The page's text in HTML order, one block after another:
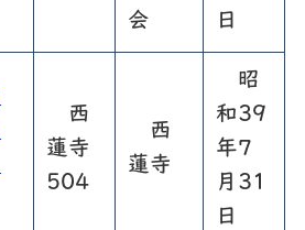
会
日
西
蓮寺
504
西
蓮寺
昭
和39
年7
月31
日